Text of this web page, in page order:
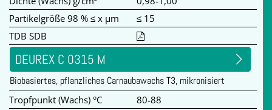
Partikelgröße 98 % ≤ x µm
≤ 15
TDB SDB
DEUREX C 0315 M
Biobasiertes, pflanzliches Carnaubawachs T3, mikronisiert
Tropfpunkt (Wachs) °C
80-88